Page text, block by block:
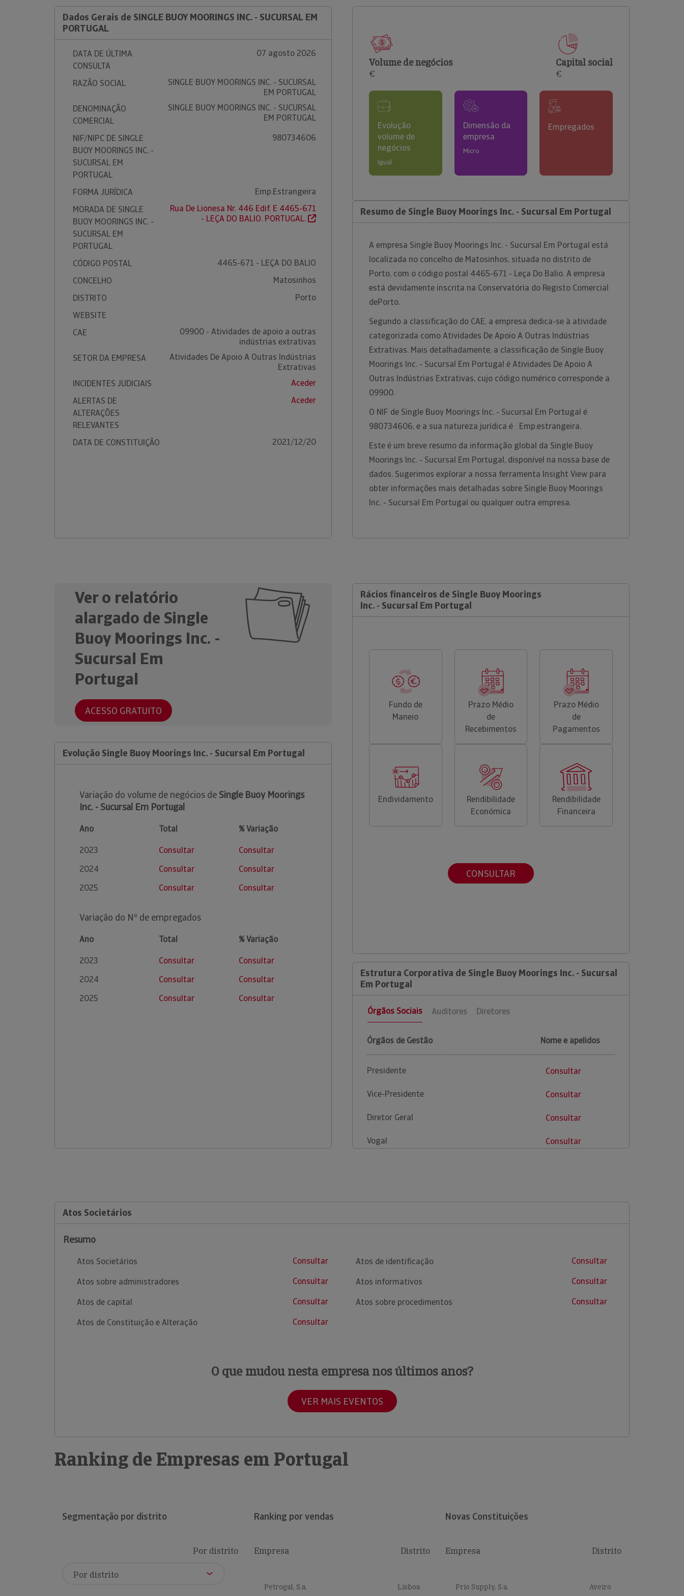
comerciais e analisar o risco de incumprimento dos
Dados Gerais de SINGLE BUOY MOORINGS INC. - SUCURSAL EM
PORTUGAL
DATA DE ÚLTIMA
CONSULTA
07 agosto 2026
RAZÃO SOCIAL
SINGLE BUOY MOORINGS INC. - SUCURSAL
EM PORTUGAL
DENOMINAÇÃO
COMERCIAL
SINGLE BUOY MOORINGS INC. - SUCURSAL
EM PORTUGAL
NIF/NIPC DE SINGLE
BUOY MOORINGS INC. -
SUCURSAL EM
PORTUGAL
980734606
FORMA JURÍDICA
Emp.Estrangeira
MORADA DE SINGLE
BUOY MOORINGS INC. -
SUCURSAL EM
PORTUGAL
Rua De Lionesa Nr. 446 Edif. E 4465-671
- LEÇA DO BALIO. PORTUGAL.
CÓDIGO POSTAL
4465-671 - LEÇA DO BALIO
CONCELHO
Matosinhos
DISTRITO
Porto
WEBSITE
CAE
09900 - Atividades de apoio a outras
indústrias extrativas
SETOR DA EMPRESA
Atividades De Apoio A Outras Indústrias
Extrativas
INCIDENTES JUDICIAIS
Aceder
ALERTAS DE
ALTERAÇÕES
RELEVANTES
Aceder
DATA DE CONSTITUIÇÃO 2021/12/20
Volume de negócios
€
Capital social
€
Evolução
volume de
negócios
Igual
Dimensão da
empresa
Micro
Empregados
Resumo de Single Buoy Moorings Inc. - Sucursal Em Portugal
A empresa Single Buoy Moorings Inc. - Sucursal Em Portugal está
localizada no concelho de Matosinhos, situada no distrito de
Porto, com o código postal 4465-671 - Leça Do Balio. A empresa
está devidamente inscrita na Conservatória do Registo Comercial
dePorto.
Segundo a classificação do CAE, a empresa dedica-se à atividade
categorizada como Atividades De Apoio A Outras Indústrias
Extrativas. Mais detalhadamente, a classificação de Single Buoy
Moorings Inc. - Sucursal Em Portugal é Atividades De Apoio A
Outras Indústrias Extrativas, cujo código numérico corresponde a
09900.
O NIF de Single Buoy Moorings Inc. - Sucursal Em Portugal é
980734606, e a sua natureza jurídica é Emp.estrangeira.
Este é um breve resumo da informação global da Single Buoy
Moorings Inc. - Sucursal Em Portugal, disponível na nossa base de
dados. Sugerimos explorar a nossa ferramenta Insight View para
obter informações mais detalhadas sobre Single Buoy Moorings
Inc. - Sucursal Em Portugal ou qualquer outra empresa.
Ver o relatório
alargado de Single
Buoy Moorings Inc. -
Sucursal Em
Portugal
ACESSO GRATUITO
Evolução Single Buoy Moorings Inc. - Sucursal Em Portugal
Variação do volume de negócios de Single Buoy Moorings
Inc. - Sucursal Em Portugal
Ano Total
% Variação
2023
Consultar
Consultar
2024
Consultar
Consultar
2025
Consultar Consultar
Variação do Nº de empregados
Ano Total
% Variação
2023
Consultar
Consultar
2024
Consultar
Consultar
2025
Consultar Consultar
Rácios financeiros de Single Buoy Moorings
Inc. - Sucursal Em Portugal
Fundo de
Maneio
Prazo Médio
de
Recebimentos
Prazo Médio
de
Pagamentos
Endividamento
Rendibilidade
Económica
Rendibilidade
Financeira
CONSULTAR
Estrutura Corporativa de Single Buoy Moorings Inc. - Sucursal
Em Portugal
Órgãos Sociais Auditores Diretores
Órgãos de Gestão Nome e apelidos
Presidente Consultar
Vice-Presidente Consultar
Diretor Geral Consultar
Vogal Consultar
Atos Societários
Resumo
Atos Societários
Consultar
Atos sobre administradores
Consultar
Atos de capital
Consultar
Atos de Constituição e Alteração
Consultar
Atos de identificação
Consultar
Atos informativos
Consultar
Atos sobre procedimentos
Consultar
O que mudou nesta empresa nos últimos anos?
VER MAIS EVENTOS
Ranking de Empresas em Portugal
Segmentação por distrito
Por distrito
Ranking por vendas
Empresa Distrito
Petrogal, S.a. Lisboa
Novas Constituições
Empresa Distrito
Prio Supply, S.a. Aveiro